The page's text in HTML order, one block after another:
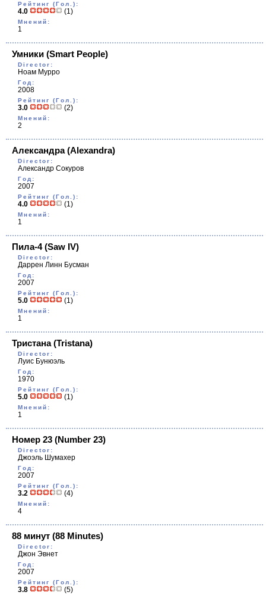
Рейтинг (Гол.):
4.0 (1)
Мнений:
1
Умники (Smart People)
Director:
Ноам Мурро
Год:
2008
Рейтинг (Гол.):
3.0 (2)
Мнений:
2
Александра(Alexandra)
Director:
Александр Сокуров
Год:
2007
Рейтинг (Гол.):
4.0 (1)
Мнений:
1
Пила-4(Saw IV)
Director:
Даррен Линн Бусман
Год:
2007
Рейтинг (Гол.):
5.0 (1)
Мнений:
1
Тристана(Tristana)
Director:
Луис Бунюэль
Год:
1970
Рейтинг (Гол.):
5.0 (1)
Мнений:
1
Номер 23 (Number 23)
Director:
Джоэль Шумахер
Год:
2007
Рейтинг (Гол.):
3.2 (4)
Мнений:
4
88 минут (88 Minutes)
Director:
Джон Эвнет
Год:
2007
Рейтинг (Гол.):
3.8 (5)